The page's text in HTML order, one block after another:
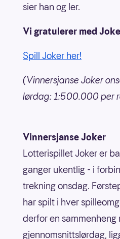
sier han og ler.
Vi gratulerer med
Spill Joker her!
(Vinnersjanse Joker
lørdag: 1:500.000 per
Vinnersjanse Joker
Lotterispillet Joker er
ganger ukentlig - i
trekning onsdag.
har spilt i hver
derfor en sammenheng
gjennomsnittslørdag,